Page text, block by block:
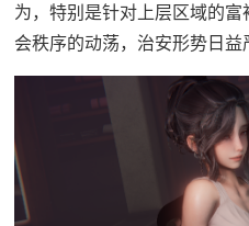
为，特别是针对上层区域的
会秩序的动荡，治安形势日益